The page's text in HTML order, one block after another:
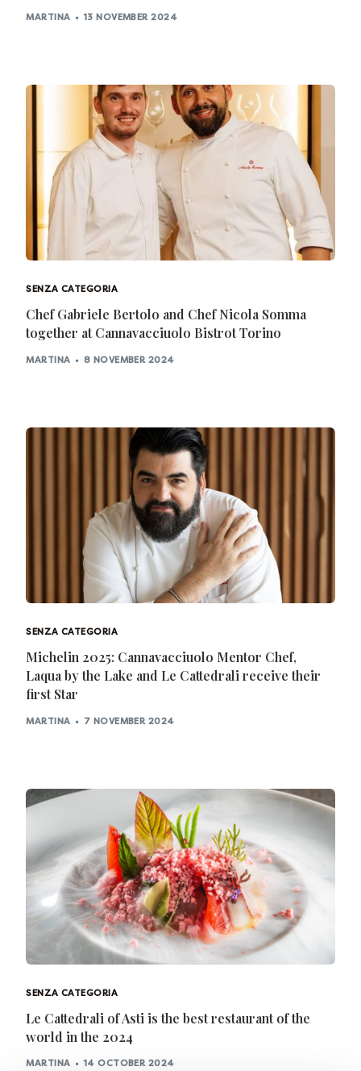
MARTINA 13 NOVEMBER 2024
SENZA CATEGORIA
Chef Gabriele Bertolo and Chef Nicola Somma
together at Cannavacciuolo Bistrot Torino
MARTINA 8 NOVEMBER 2024
SENZA CATEGORIA
Michelin 2025: Cannavacciuolo Mentor Chef,
Laqua by the Lake and Le Cattedrali receive their
first Star
MARTINA 7 NOVEMBER 2024
SENZA CATEGORIA
Le Cattedrali of Asti is the best restaurant of the
world in the 2024
MARTINA 14 OCTOBER 2024